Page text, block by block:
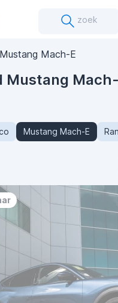
zoek
Mustang Mach-E
Mustang
Mustang Mach-E